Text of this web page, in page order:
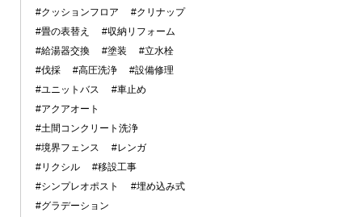
#クッションフロア
#クリナップ
#畳の表替え
#収納リフォーム
#給湯器交換
#塗装
#立水栓
#伐採
#高圧洗浄
#設備修理
#ユニットバス
#車止め
#アクアオート
#土間コンクリート洗浄
#境界フェンス
#レンガ
#リクシル
#移設工事
#シンプレオポスト
#埋め込み式
#グラデーション